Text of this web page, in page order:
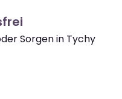
Sorgen in Tychy